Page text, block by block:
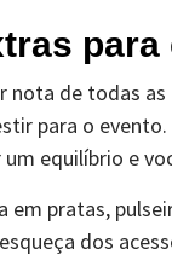
para
nota de todas
para o
equilíbrio e
em pratas,
dos